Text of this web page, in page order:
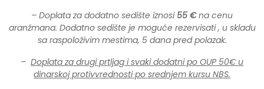
– Doplata za dodatno sedište iznosi 55 €na cenu
aranžmana. Dodatno sedište je moguće rezervisati , u skladu
sa raspoloživim mestima, 5 dana pred polazak.
– Doplata za drugi prtljag i svaki dodatni po OUP 50€ u
dinarskoj protivvrednosti po srednjem kursu NBS.